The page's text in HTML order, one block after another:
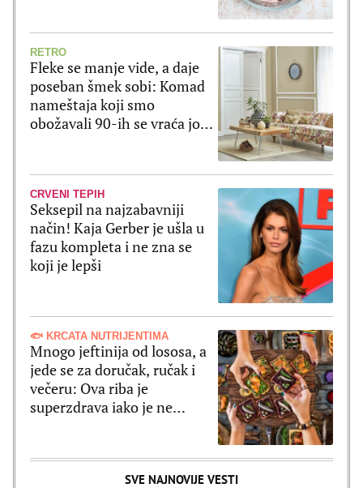
RETRO
Fleke se manje vide, a daje
poseban šmek sobi: Komad
nameštaja koji smo
obožavali 90-ih se vraća još
CRVENI TEPIH
Seksepil na najzabavniji
način! Kaja Gerber je ušla u
fazu kompleta i ne zna se
koji je lepši
🐟 KRCATA NUTRIJENTIMA
Mnogo jeftinija od lososa, a
jede se za doručak, ručak i
večeru: Ova riba je
superzdrava iako je ne
SVE NAJNOVIJE VESTI